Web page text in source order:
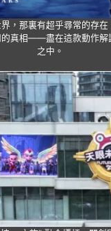
，那裏有超乎尋常的存
的真相——盡在這款動作解
之中。